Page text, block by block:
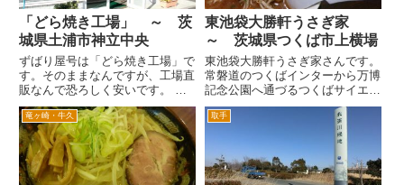
「どら焼き工場」 ～ 茨
城県土浦市神立中央
ずばり屋号は「どら焼き工場」で
す。そのままなんですが、工場直
販なんで恐ろしく安いです。 オ
ーソドックスで直径１２センチの
「ジャンボどら焼き」は、な、な
んと５０円（税抜き）、栗どら焼
きが８０円（税抜き）という今ど
き考えられない価格です。工場
直...
東池袋大勝軒うさぎ家
～ 茨城県つくば市上横場
東池袋大勝軒うさぎ家さんです。
常磐道のつくばインターから万博
記念公園へ通づるつくばサイエン
ス通り沿いにあります。 そのサ
イエンス通りが、最近はらーめん
店がどんどん出店して、にわかに
らーめん街道となっています。
そのらーめん屋さんが、この界
隈...
竜ヶ崎・牛久 取手